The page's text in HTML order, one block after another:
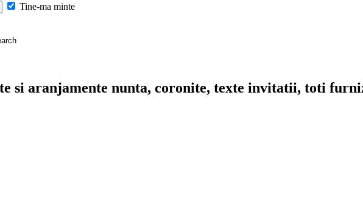
Tine-ma minte
si aranjamente nunta, coronite, texte invitatii, toti